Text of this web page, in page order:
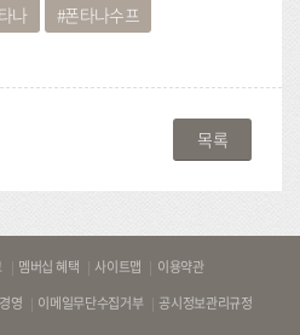
나 폰타나수프
목록
멤버십 혜택 사이트맵
이용약관
영 이메일무단수집거부 공시정보관리규정